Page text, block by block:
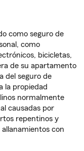
como seguro de
como
bicicletas,
de su apartamento
del seguro de
la propiedad
normalmente
causadas por
repentinos y
con